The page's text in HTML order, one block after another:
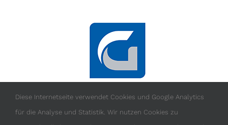
Diese Internetseite verwendet Cookies und Google Analytics
für die Analyse und Statistik. Wir nutzen Cookies zu